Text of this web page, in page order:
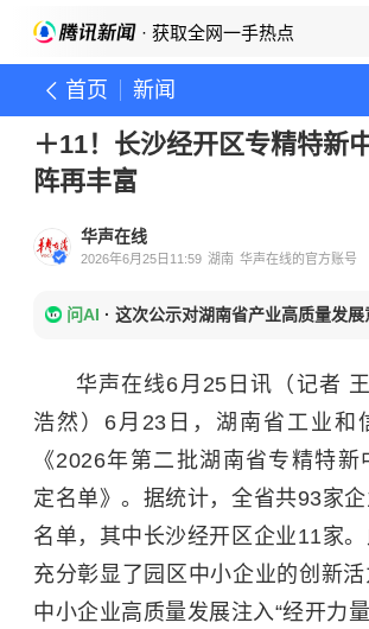
· 获取全网一手热点
首页 新闻
＋11！长沙经开区专精特新
阵再丰富
华声在线
2026年6月25日11:59 湖南 华声在线的官方账号
问AI · 这次公示对湖南省产业高质量发展
华声在线6月25日讯（记者
浩然）6月23日，湖南省工业和
《2026年第二批湖南省专精特
定名单》。据统计，全省共93家
名单，其中长沙经开区企业11家
充分彰显了园区中小企业的创新
中小企业高质量发展注入“经开力量